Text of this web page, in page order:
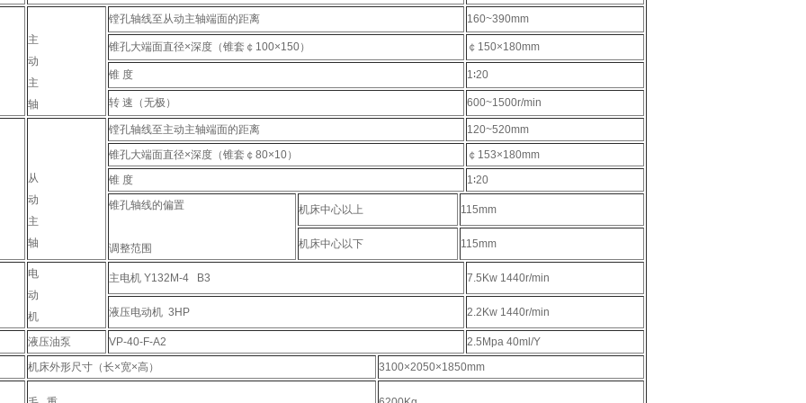
主
动
主
轴
镗孔轴线至从动主轴端面的距离 160~390mm
锥孔大端面直径×深度（锥套￠100×150） ￠150×180mm
锥 度 1∶20
转 速（无极） 600~1500r/min
从
动
主
轴
镗孔轴线至主动主轴端面的距离
120~520mm
锥孔大端面直径×深度（锥套￠80×10）
￠153×180mm
锥 度
1∶20
锥孔轴线的偏置
调整范围
机床中心以上 115mm
机床中心以下 115mm
电
动
机
主电机 Y132M-4 B3 7.5Kw 1440r/min
液压电动机 3HP 2.2Kw 1440r/min
液压油泵 VP-40-F-A2
2.5Mpa 40ml/Y
机床外形尺寸（长×宽×高） 3100×2050×1850mm